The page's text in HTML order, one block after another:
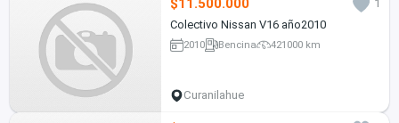
$11.500.000
1
Colectivo Nissan V16 año2010
2010 Bencina 421000 km
Curanilahue